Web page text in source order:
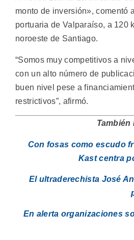
monto de inversión», comentó
portuaria de Valparaíso, a 120
noroeste de Santiago.
“Somos muy competitivos a
con un alto número de
buen nivel pese a
restrictivos”, afirmó.
También
Con fosas como escudo
Kast centra
El ultraderechista José
En alerta organizaciones